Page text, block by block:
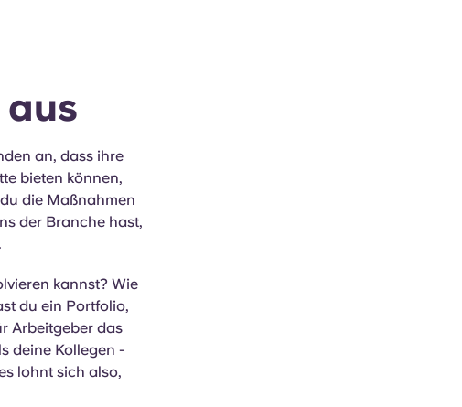
an, dass ihre
bieten können,
die Maßnahmen
der Branche hast,
kannst? Wie
du ein Portfolio,
Arbeitgeber das
deine Kollegen -
lohnt sich also,